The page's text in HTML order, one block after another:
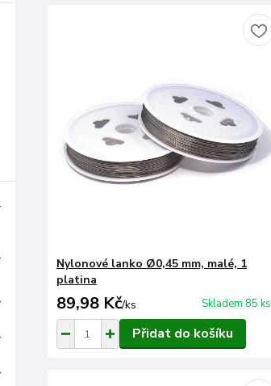
Nylonové lanko Ø0,45 mm, malé, 1
platina
89,98 Kč/ks Skladem 85 ks
Přidat do košíku